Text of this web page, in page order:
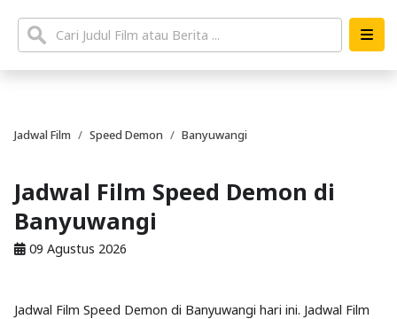
Jadwal Film Speed Demon Banyuwangi
Jadwal Film Speed Demon di
Banyuwangi
09 Agustus 2026
Jadwal Film Speed Demon di Banyuwangi hari ini. Jadwal Film